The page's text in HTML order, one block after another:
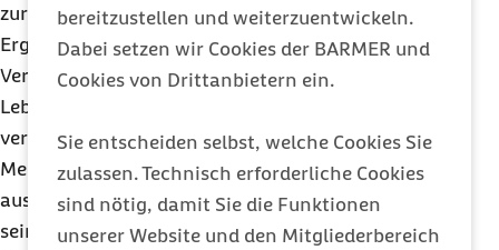
bereitzustellen und weiterzuentwickeln.
Dabei setzen wir Cookies der BARMER und
Cookies von Drittanbietern ein.
Sie entscheiden selbst, welche Cookies Sie
zulassen. Technisch erforderliche Cookies
sind nötig, damit Sie die Funktionen
unserer Website und den Mitgliederbereich
zurecht zu kommen. Es ist eine hilfreiche
Ergänzung zur medizinischen und therapeutischen
Versorgung und unterstützt die Menschen, ihre
Lebensqualität bei chronischer Krankheit zu
verbessern, ihren Alltag und ihre
Medikamenteneinnahme gut zu organisieren, sich
ausgewogen zu ernähren und körperlich aktiv zu
sein.